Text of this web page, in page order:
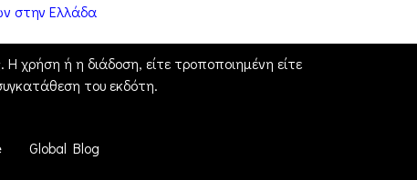
στην Ελλάδα
χρήση ή η διάδοση, είτε τροποποιημένη είτε
του εκδότη.
Global Blog